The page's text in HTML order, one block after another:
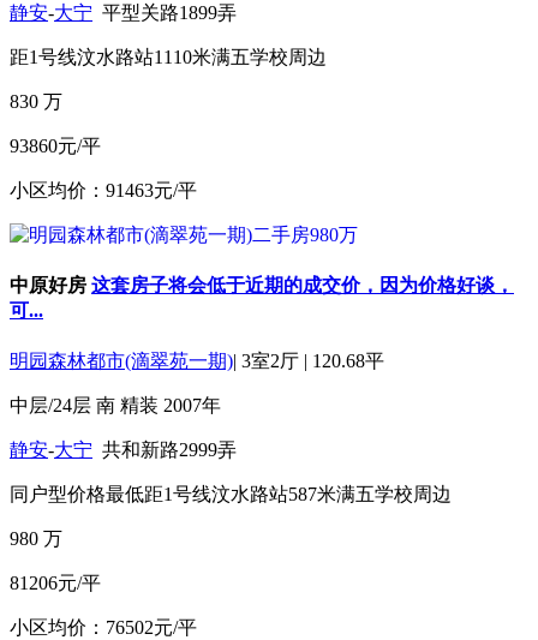
静安-大宁 平型关路1899弄
距1号线汶水路站1110米满五学校周边
830 万
93860元/平
小区均价：91463元/平
中原好房 这套房子将会低于近期的成交价，因为价格好谈，
可...
明园森林都市(滴翠苑一期)| 3室2厅 | 120.68平
中层/24层 南 精装 2007年
静安-大宁 共和新路2999弄
同户型价格最低距1号线汶水路站587米满五学校周边
980 万
81206元/平
小区均价：76502元/平